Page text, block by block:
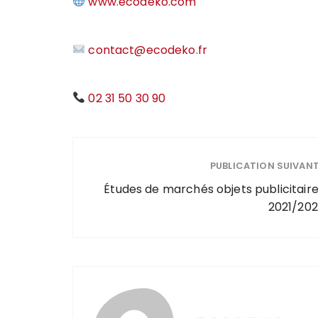
contact@ecodeko.fr
02 31 50 30 90
PUBLICATION
Études de marchés objets
2021/